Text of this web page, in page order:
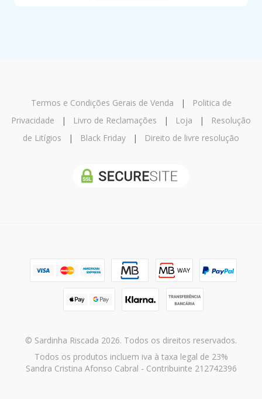
Termos e Condições Gerais de Venda |
Politica de
Privacidade | Livro de Reclamações | Loja |
Resolução
de Litígios | Black Friday | Direito de livre resolução
© Sardinha Riscada 2026. Todos os direitos reservados.
Todos os produtos incluem iva à taxa legal de 23%
Sandra Cristina Afonso Cabral - Contribuinte 212742396